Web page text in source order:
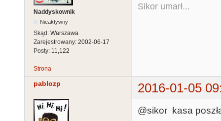
Naddyskownik
Nieaktywny
Skąd: Warszawa
Zarejestrowany: 2002-06-17
Posty: 11,122
Sikor umarł...
Strona
pablozp 2016-01-05
@sikor kasa